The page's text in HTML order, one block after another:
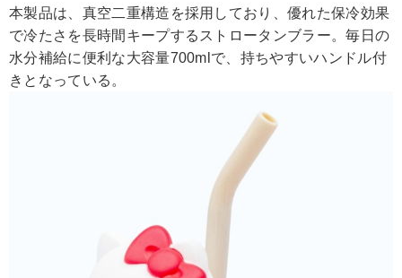
本製品は、真空二重構造を採用しており、優れた保冷効果
で冷たさを長時間キープするストロータンブラー。毎日の
水分補給に便利な大容量700mlで、持ちやすいハンドル付
きとなっている。